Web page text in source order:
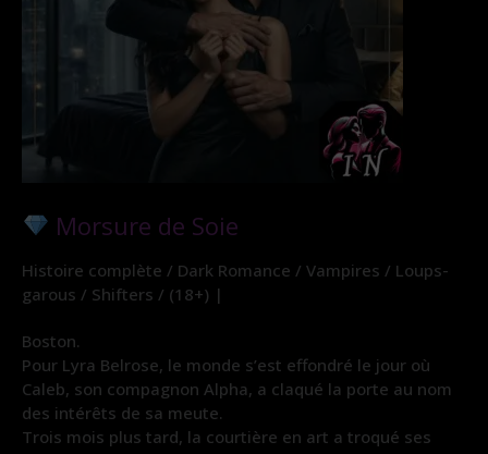
Morsure de Soie
Histoire complète / Dark Romance / Vampires / Loups-
garous / Shifters / (18+) |
Boston.
Pour Lyra Belrose, le monde s’est effondré le jour où
Caleb, son compagnon Alpha, a claqué la porte au nom
des intérêts de sa meute.
Trois mois plus tard, la courtière en art a troqué ses